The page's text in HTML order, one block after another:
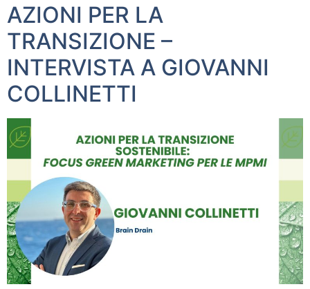
AZIONI PER LA
TRANSIZIONE –
INTERVISTA A GIOVANNI
COLLINETTI